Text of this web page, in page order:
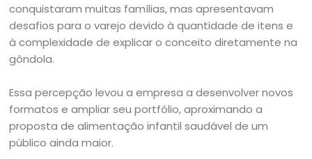
conquistaram muitas famílias, mas apresentavam
desafios para o varejo devido à quantidade de itens e
à complexidade de explicar o conceito diretamente na
gôndola.
Essa percepção levou a empresa a desenvolver novos
formatos e ampliar seu portfólio, aproximando a
proposta de alimentação infantil saudável de um
público ainda maior.